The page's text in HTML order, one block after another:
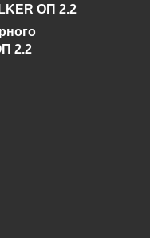
ОП 2.2
2.2